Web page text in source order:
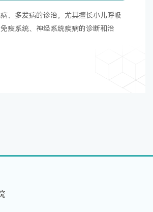
、多发病的诊治，尤其擅长小儿呼吸
疫系统、神经系统疾病的诊断和治